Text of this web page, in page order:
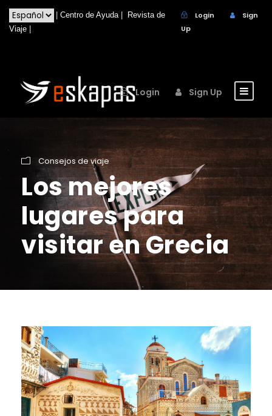
Centro de Ayuda|
Revista de
Viaje
Login
Sign
Up
Login Sign Up
Consejos de viaje
Los mejores
lugares para
visitar en Grecia